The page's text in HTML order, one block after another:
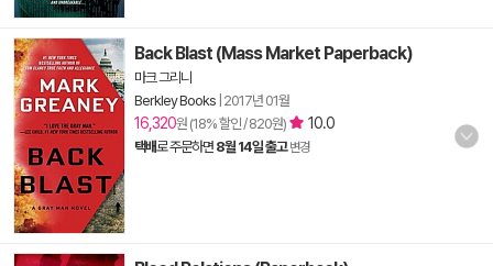
Back Blast (Mass Market Paperback)
마크 그리니
Berkley Books 2017년 01월
16,320원 (18% 할인 / 820원) 10.0
택배로 주문하면 8월 14일 출고 변경